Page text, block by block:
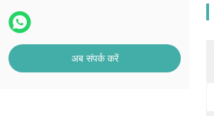
अब संपर्क करें